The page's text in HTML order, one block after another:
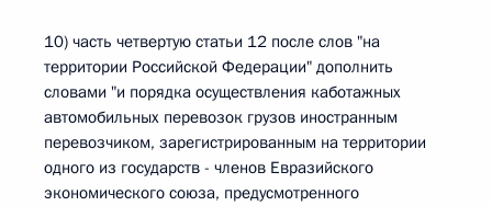
10) часть четвертую статьи 12 после слов "на
территории Российской Федерации" дополнить
словами "и порядка осуществления каботажных
автомобильных перевозок грузов иностранным
перевозчиком, зарегистрированным на территории
одного из государств - членов Евразийского
экономического союза, предусмотренного